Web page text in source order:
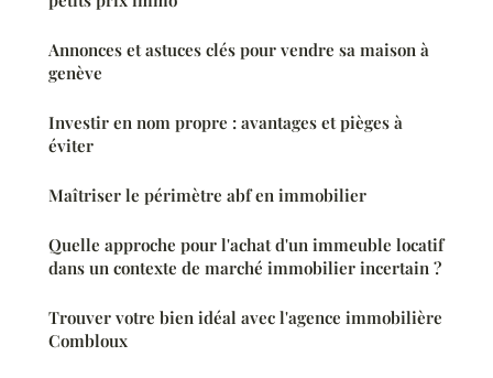
Annonces et astuces clés pour vendre sa maison à
genève
Investir en nom propre : avantages et pièges à
éviter
Maîtriser le périmètre abf en immobilier
Quelle approche pour l'achat d'un immeuble locatif
dans un contexte de marché immobilier incertain ?
Trouver votre bien idéal avec l'agence immobilière
Combloux